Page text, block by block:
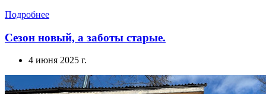
Подробнее
Сезон новый, а заботы старые.
4 июня 2025 г.